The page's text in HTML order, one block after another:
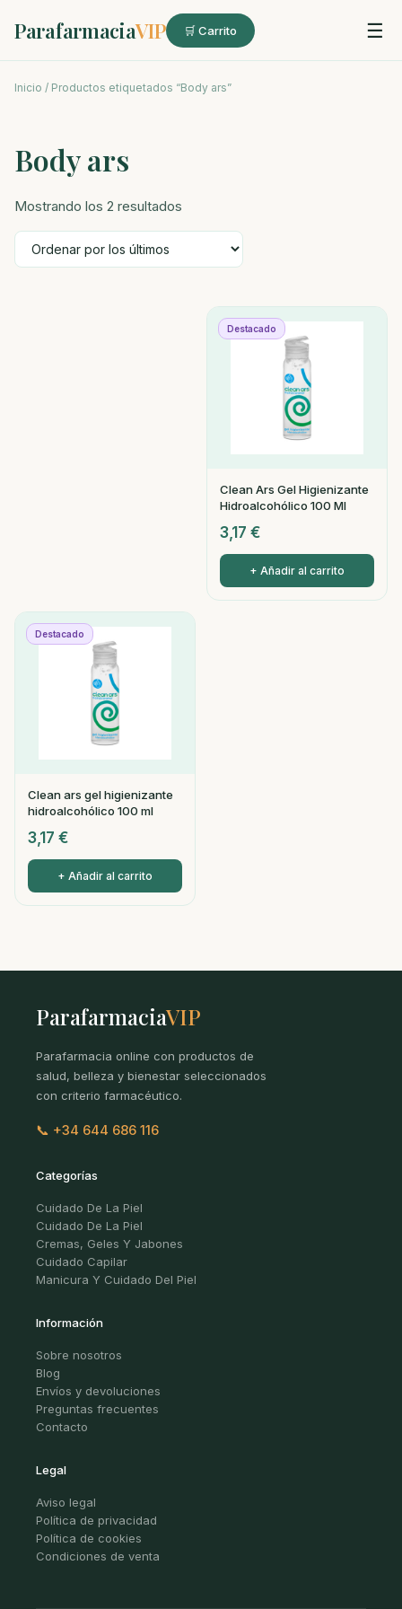
ParafarmaciaVIP 🛒 Carrito ☰
Inicio / Productos etiquetados “Body ars”
Body ars
Mostrando los 2 resultados
por
últimos
Destacado
Clean Ars Gel Higienizante
Hidroalcohólico 100 Ml
3,17 €
+ Añadir al carrito
Destacado
Clean ars gel higienizante
hidroalcohólico 100 ml
3,17 €
+ Añadir al carrito
ParafarmaciaVIP
Parafarmacia online con productos de
salud, belleza y bienestar seleccionados
con criterio farmacéutico.
📞 +34 644 686 116
Categorías
Cuidado De La Piel
Cuidado De La Piel
Cremas, Geles Y Jabones
Cuidado Capilar
Manicura Y Cuidado Del Piel
Información
Sobre nosotros
Blog
Envíos y devoluciones
Preguntas frecuentes
Contacto
Legal
Aviso legal
Política de privacidad
Política de cookies
Condiciones de venta